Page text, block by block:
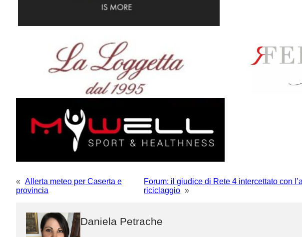
« Allerta meteo per Caserta e
provincia
Forum: il giudice di Rete 4 intercettato con
riciclaggio »
Daniela Petrache